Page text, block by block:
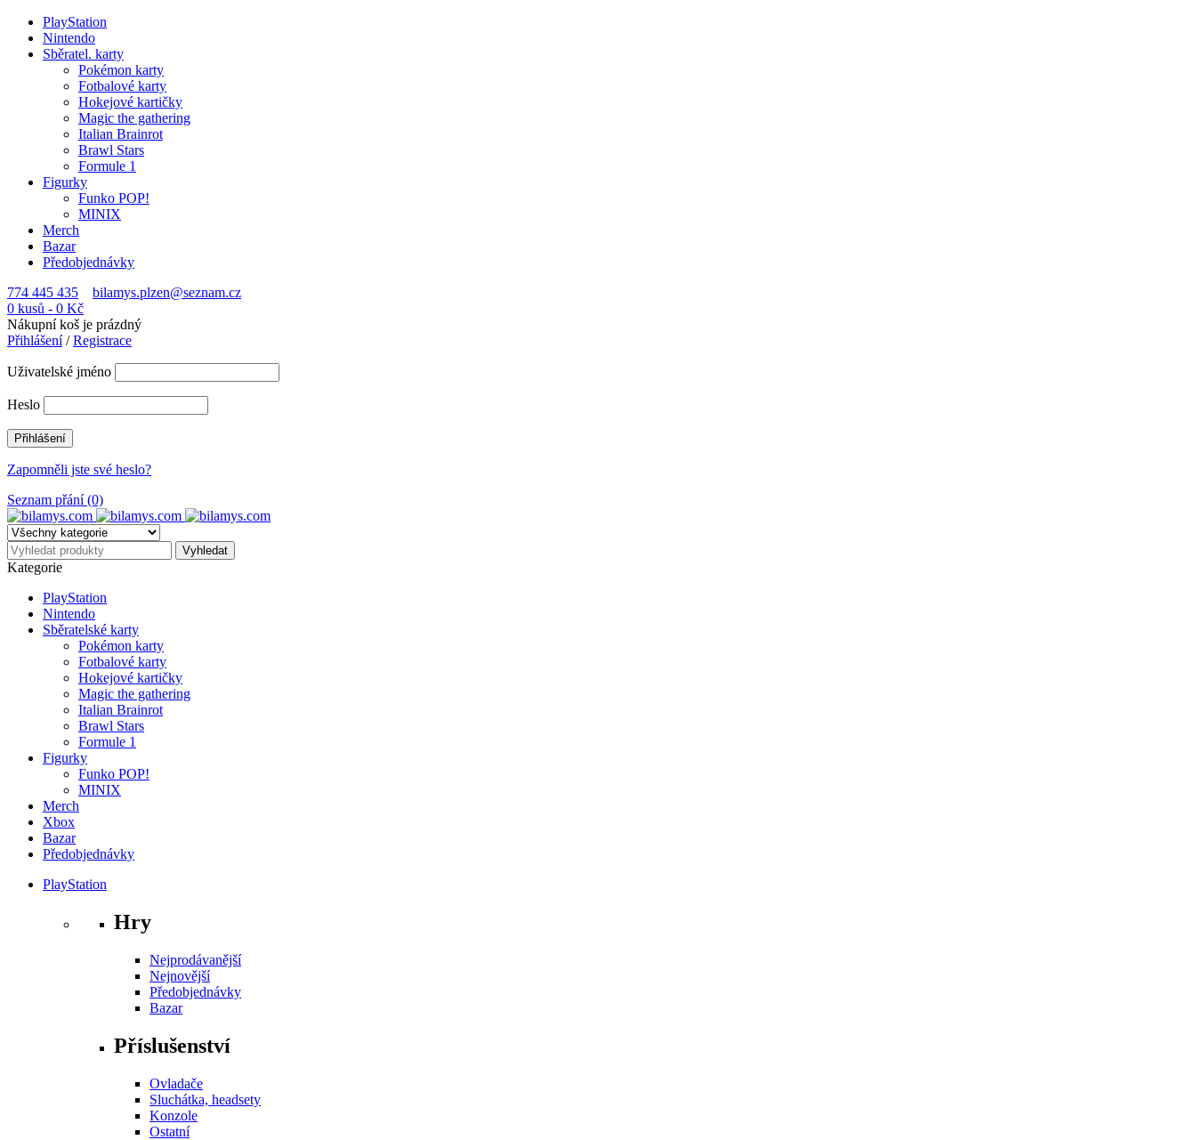
PlayStation
Nintendo
Sběratel. karty
Pokémon karty
Fotbalové karty
Hokejové kartičky
Magic the gathering
Italian Brainrot
Brawl Stars
Formule 1
Figurky
Funko POP!
MINIX
Merch
Bazar
Předobjednávky
774 445 435
bilamys.plzen@seznam.cz
0 kusů - 0 Kč
Nákupní koš je prázdný
Přihlášení/Registrace
Uživatelské jméno
Heslo
Zapomněli jste své heslo?
Seznam přání (0)
Kategorie
PlayStation
Nintendo
Sběratelské karty
Pokémon karty
Fotbalové karty
Hokejové kartičky
Magic the gathering
Italian Brainrot
Brawl Stars
Formule 1
Figurky
Funko POP!
MINIX
Merch
Xbox
Bazar
Předobjednávky
PlayStation
Hry
Nejprodávanější
Nejnovější
Předobjednávky
Bazar
Příslušenství
Ovladače
Sluchátka, headsety
Konzole
Ostatní